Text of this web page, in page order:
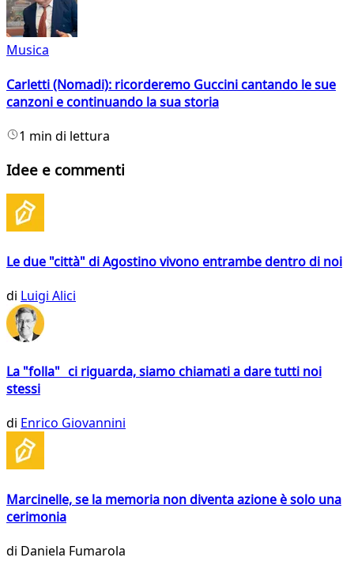
Musica
Carletti (Nomadi): ricorderemo Guccini cantando le sue
canzoni e continuando la sua storia
1 min di lettura
Idee e commenti
Le due "città" di Agostino vivono entrambe dentro di noi
di Luigi Alici
La "folla" ci riguarda, siamo chiamati a dare tutti noi
stessi
di Enrico Giovannini
Marcinelle, se la memoria non diventa azione è solo una
cerimonia
di Daniela Fumarola